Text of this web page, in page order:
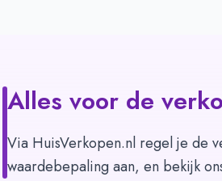
Alles voor de
Via HuisVerkopen.nl regel je de
waardebepaling aan, en bekijk